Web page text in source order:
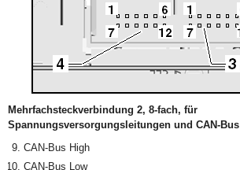
Mehrfachsteckverbindung 2, 8-fach, für
Spannungsversorgungsleitungen und CAN-Bus
CAN-Bus High
CAN-Bus Low